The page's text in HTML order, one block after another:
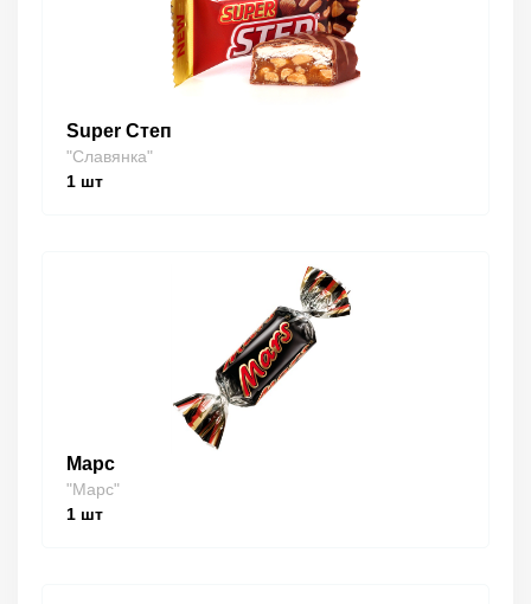
Super Степ
"Славянка"
1 шт
Марс
"Марс"
1 шт